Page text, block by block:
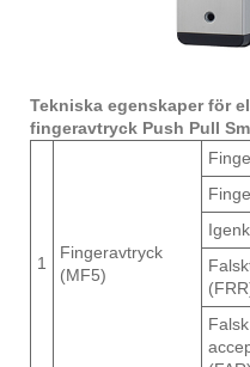
Tekniska egenskaper för
fingeravtryck Push Pull
1
Fingeravtryck
(MF5)
Falsk